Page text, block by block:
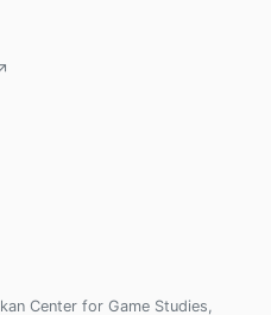
Center for Game Studies,